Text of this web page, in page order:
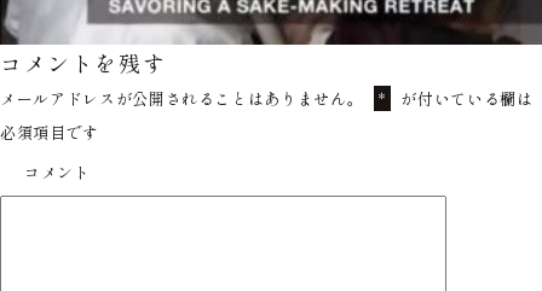
コメントを残す
メールアドレスが公開されることはありません。 *
が付いている欄は
必須項目です
コメント